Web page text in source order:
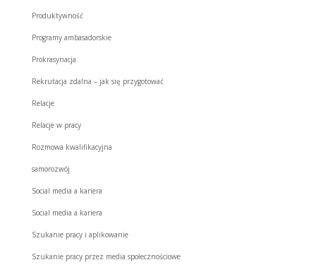
Produktywność
Programy ambasadorskie
Prokrasynacja
Rekrutacja zdalna – jak się przygotować
Relacje
Relacje w pracy
Rozmowa kwalifikacyjna
samorozwój
Social media a kariera
Social media a kariera
Szukanie pracy i aplikowanie
Szukanie pracy przez media społecznościowe